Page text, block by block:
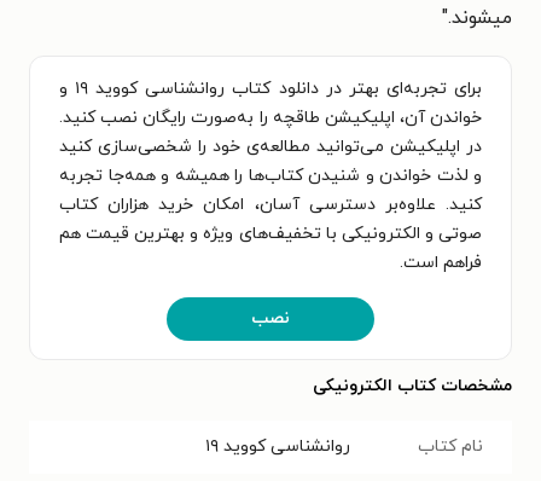
میشوند."
برای تجربه‌ای بهتر در دانلود کتاب روانشناسی کووید ۱۹ و
خواندن آن، اپلیکیشن طاقچه را به‌صورت رایگان نصب کنید.
در اپلیکیشن می‌توانید مطالعه‌ی خود را شخصی‌سازی کنید
و لذت خواندن و شنیدن کتاب‌ها را همیشه و همه‌جا تجربه
کنید. علاوه‌بر دسترسی آسان، امکان خرید هزاران کتاب
صوتی و الکترونیکی با تخفیف‌های ویژه و بهترین قیمت هم
فراهم است.
نصب
مشخصات کتاب الکترونیکی
نام کتاب روانشناسی کووید ۱۹